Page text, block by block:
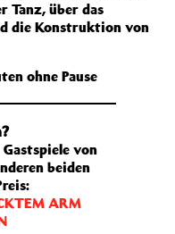
Tanz, über das
die Konstruktion von
ohne Pause
von
beiden
ARM